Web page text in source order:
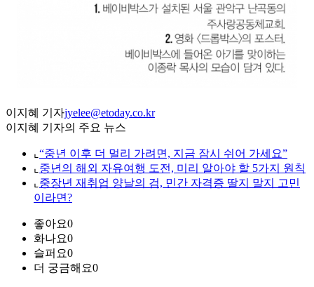
이지혜 기자jyelee@etoday.co.kr
이지혜 기자의 주요 뉴스
⌞ “중년 이후 더 멀리 가려면, 지금 잠시 쉬어 가세요”
⌞ 중년의 해외 자유여행 도전, 미리 알아야 할 5가지 원칙
⌞ 중장년 재취업 양날의 검, 민간 자격증 딸지 말지 고민
이라면?
좋아요0
화나요0
슬퍼요0
더 궁금해요0